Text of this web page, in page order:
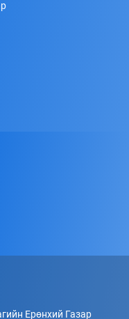
Ерөнхий Газар